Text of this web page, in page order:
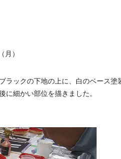
）
ラックの下地の上に、白のベース
に細かい部位を描きました。